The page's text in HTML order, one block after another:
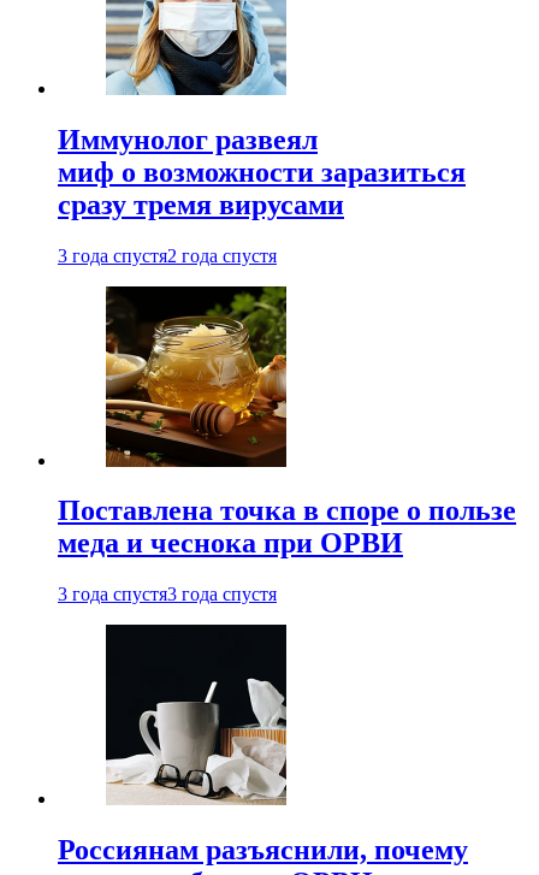
Иммунолог развеял
миф о возможности заразиться
сразу тремя вирусами
3 года спустя2 года спустя
Поставлена точка в споре о пользе
меда и чеснока при ОРВИ
3 года спустя3 года спустя
Россиянам разъяснили, почему